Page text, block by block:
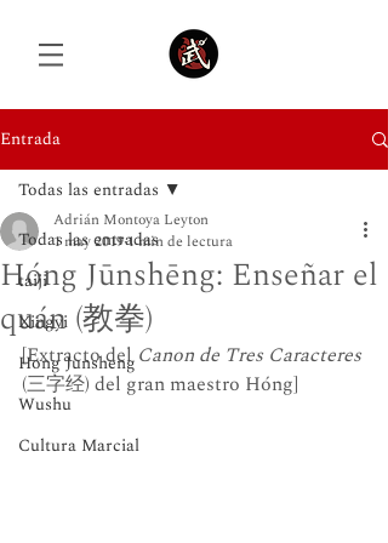
Entrada
Todas las entradas
taiji
Xingyi
Hong Junsheng
Wushu
Cultura Marcial
Todas las entradas
Hóng Jūnshēng: Enseñar el
quán (教拳)
Adrián Montoya Leyton
1 may 20191 min de lectura
[Extracto del Canon de Tres Caracteres
(三字经) del gran maestro Hóng]